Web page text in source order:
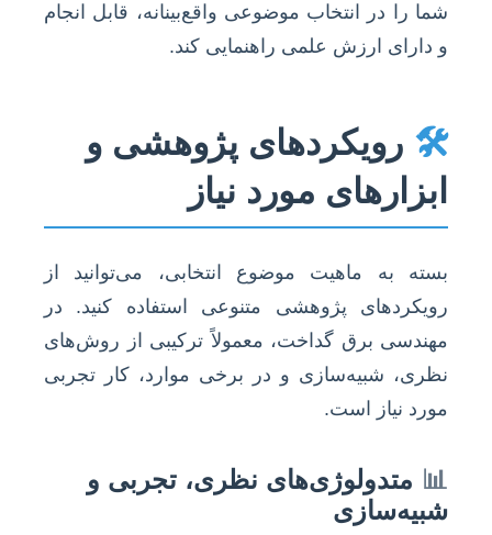
شما را در انتخاب موضوعی واقع‌بینانه، قابل انجام
و دارای ارزش علمی راهنمایی کند.
🛠️ رویکردهای پژوهشی و
ابزارهای مورد نیاز
بسته به ماهیت موضوع انتخابی، می‌توانید از
رویکردهای پژوهشی متنوعی استفاده کنید. در
مهندسی برق گداخت، معمولاً ترکیبی از روش‌های
نظری، شبیه‌سازی و در برخی موارد، کار تجربی
مورد نیاز است.
📊 متدولوژی‌های نظری، تجربی و
شبیه‌سازی